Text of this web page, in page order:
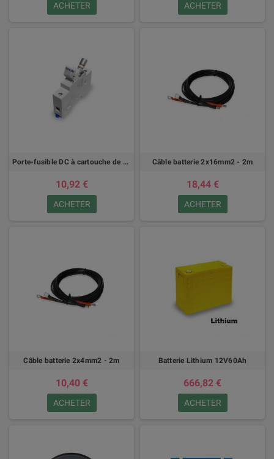
ACHETER ACHETER
Porte-fusible DC à cartouche de 16A à 32A
10,92 €
ACHETER
Câble batterie 2x16mm2 - 2m
18,44 €
ACHETER
Câble batterie 2x4mm2 - 2m
10,40 €
ACHETER
Batterie Lithium 12V60Ah
666,82 €
ACHETER